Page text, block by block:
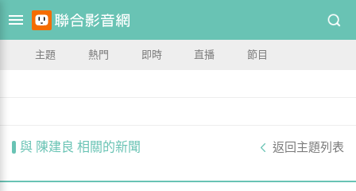
主題 熱門 即時 直播 節目
與 陳建良 相關的新聞 返回主題列表